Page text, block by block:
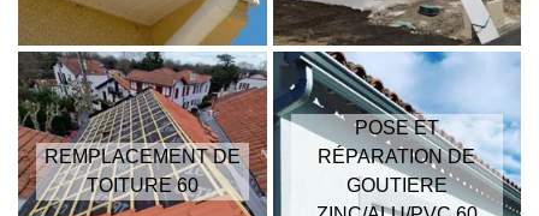
REMPLACEMENT DE
TOITURE 60
POSE ET
RÉPARATION DE
GOUTIERE